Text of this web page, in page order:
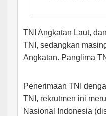
TNI Angkatan Laut,
TNI, sedangkan
Angkatan. Panglima
Penerimaan TNI
TNI, rekrutmen ini
Nasional Indonesia